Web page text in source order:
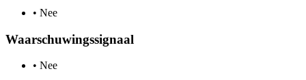
• Nee
Waarschuwingssignaal
• Nee